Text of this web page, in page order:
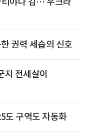
권력 세습의 신호
전세살이
도 구역도 자동화